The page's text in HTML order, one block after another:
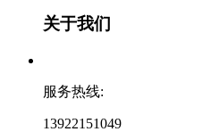
关于我们
服务热线:
13922151049